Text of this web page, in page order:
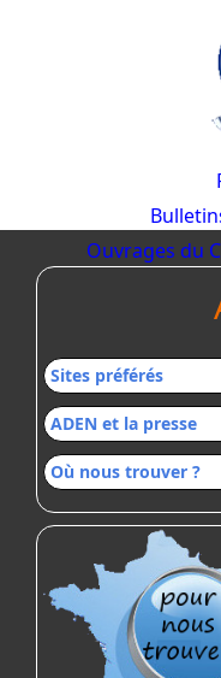
Ouvrages du
Sites préférés
ADEN et la presse
Où nous trouver ?